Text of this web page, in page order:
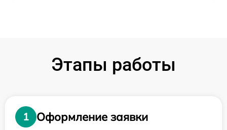
Этапы работы
1
Оформление заявки